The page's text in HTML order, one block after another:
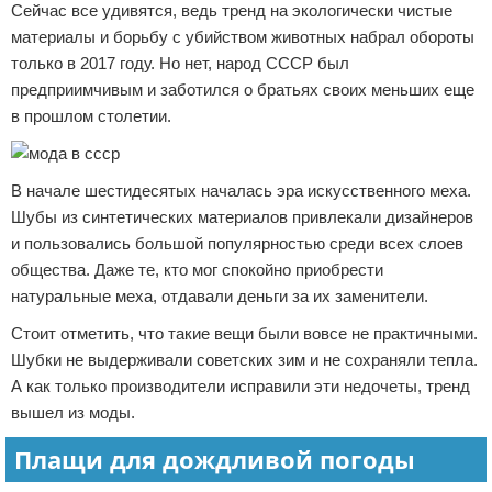
Сейчас все удивятся, ведь тренд на экологически чистые
материалы и борьбу с убийством животных набрал обороты
только в 2017 году. Но нет, народ СССР был
предприимчивым и заботился о братьях своих меньших еще
в прошлом столетии.
В начале шестидесятых началась эра искусственного меха.
Шубы из синтетических материалов привлекали дизайнеров
и пользовались большой популярностью среди всех слоев
общества. Даже те, кто мог спокойно приобрести
натуральные меха, отдавали деньги за их заменители.
Стоит отметить, что такие вещи были вовсе не практичными.
Шубки не выдерживали советских зим и не сохраняли тепла.
А как только производители исправили эти недочеты, тренд
вышел из моды.
Плащи для дождливой погоды